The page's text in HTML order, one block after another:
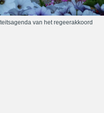
van het regeerakkoord